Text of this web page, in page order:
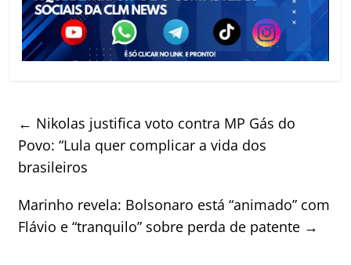
← Nikolas justifica voto contra MP Gás do
Povo: “Lula quer complicar a vida dos
brasileiros
Marinho revela: Bolsonaro está “animado” com
Flávio e “tranquilo” sobre perda de patente →